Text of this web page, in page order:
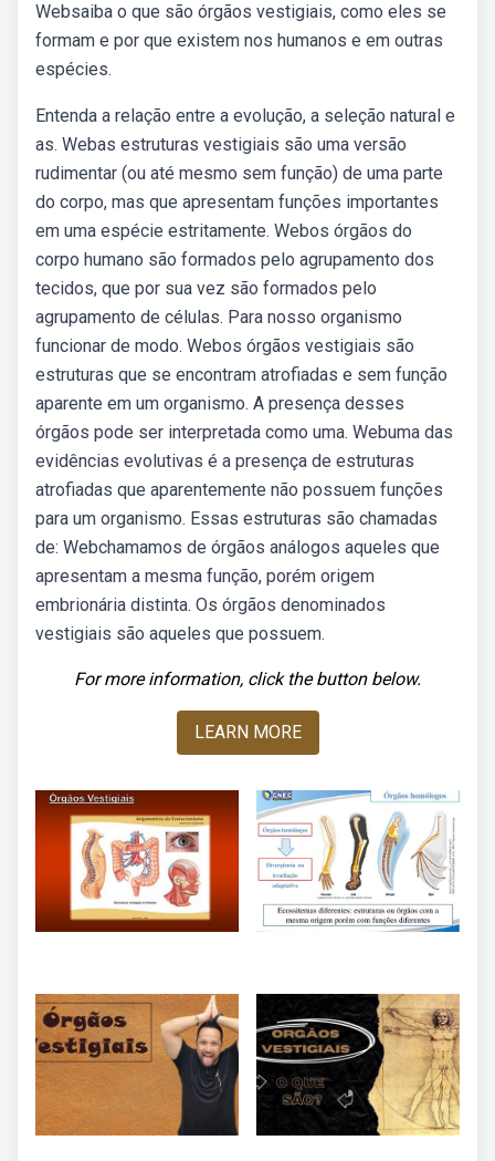
Websaiba o que são órgãos vestigiais, como eles se
formam e por que existem nos humanos e em outras
espécies.
Entenda a relação entre a evolução, a seleção natural e
as. Webas estruturas vestigiais são uma versão
rudimentar (ou até mesmo sem função) de uma parte
do corpo, mas que apresentam funções importantes
em uma espécie estritamente. Webos órgãos do
corpo humano são formados pelo agrupamento dos
tecidos, que por sua vez são formados pelo
agrupamento de células. Para nosso organismo
funcionar de modo. Webos órgãos vestigiais são
estruturas que se encontram atrofiadas e sem função
aparente em um organismo. A presença desses
órgãos pode ser interpretada como uma. Webuma das
evidências evolutivas é a presença de estruturas
atrofiadas que aparentemente não possuem funções
para um organismo. Essas estruturas são chamadas
de: Webchamamos de órgãos análogos aqueles que
apresentam a mesma função, porém origem
embrionária distinta. Os órgãos denominados
vestigiais são aqueles que possuem.
For more information, click the button below.
LEARN MORE